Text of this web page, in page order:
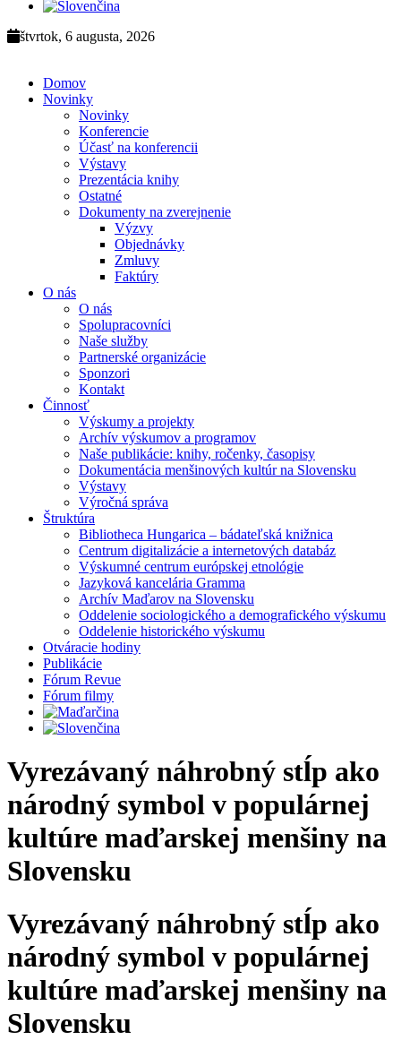
štvrtok, 6 augusta, 2026
Domov
Novinky
Novinky
Konferencie
Účasť na konferencii
Výstavy
Prezentácia knihy
Ostatné
Dokumenty na zverejnenie
Výzvy
Objednávky
Zmluvy
Faktúry
O nás
O nás
Spolupracovníci
Naše služby
Partnerské organizácie
Sponzori
Kontakt
Činnosť
Výskumy a projekty
Archív výskumov a programov
Naše publikácie: knihy, ročenky, časopisy
Dokumentácia menšinových kultúr na Slovensku
Výstavy
Výročná správa
Štruktúra
Bibliotheca Hungarica – bádateľská knižnica
Centrum digitalizácie a internetových databáz
Výskumné centrum európskej etnológie
Jazyková kancelária Gramma
Archív Maďarov na Slovensku
Oddelenie sociologického a demografického výskumu
Oddelenie historického výskumu
Otváracie hodiny
Publikácie
Fórum Revue
Fórum filmy
Vyrezávaný náhrobný stĺp ako
národný symbol v populárnej
kultúre maďarskej menšiny na
Slovensku
Vyrezávaný náhrobný stĺp ako
národný symbol v populárnej
kultúre maďarskej menšiny na
Slovensku